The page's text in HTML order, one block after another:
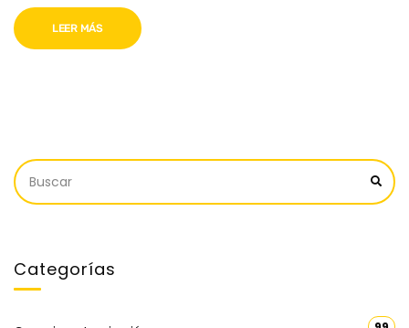
LEER MÁS
Categorías